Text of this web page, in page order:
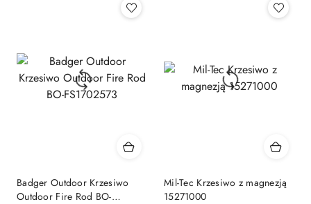
Badger Outdoor Krzesiwo
Outdoor Fire Rod BO-
Mil-Tec Krzesiwo z magnezją
15271000